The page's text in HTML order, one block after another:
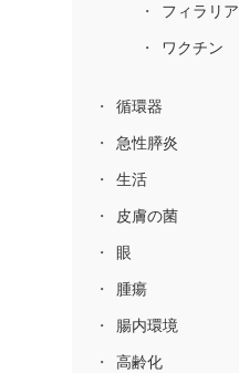
フィラリア
ワクチン
循環器
急性膵炎
生活
皮膚の菌
眼
腫瘍
腸内環境
高齢化